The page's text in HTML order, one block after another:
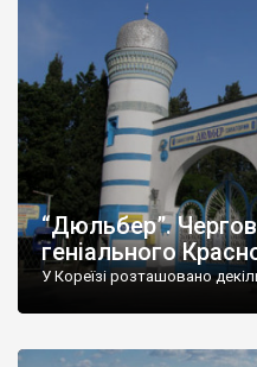
“Дюльбер”.
геніального
У Кореїзі розташовано